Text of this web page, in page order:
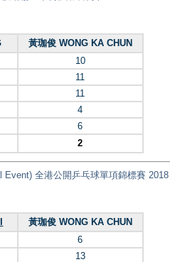
黃珈俊 WONG KA CHUN
10
11
11
4
6
2
Event) 全港公開乒乓球單項錦標賽 2018
黃珈俊 WONG KA CHUN
6
13